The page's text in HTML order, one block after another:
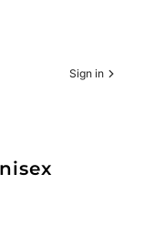
Sign in